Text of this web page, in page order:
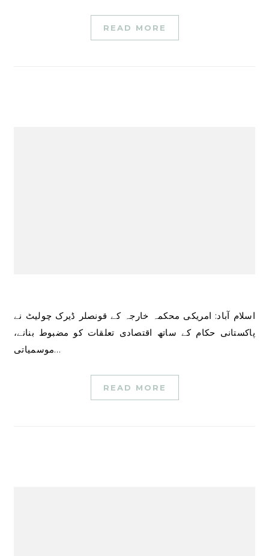
READ MORE
اسلام آباد: امریکی محکمہ خارجہ کے قونصلر ڈیرک چولیٹ نے
پاکستانی حکام کے ساتھ اقتصادی تعلقات کو مضبوط بنانے،
موسمیاتی…
READ MORE